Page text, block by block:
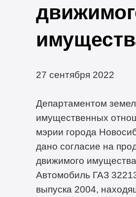
27 сентября 2022
Департаментом
имущественных
мэрии города
дано согласие на
движимого
Автомобиль ГАЗ
выпуска 2004,